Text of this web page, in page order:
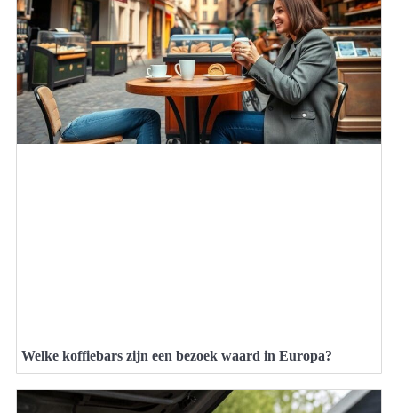
Welke koffiebars zijn een bezoek waard in Europa?